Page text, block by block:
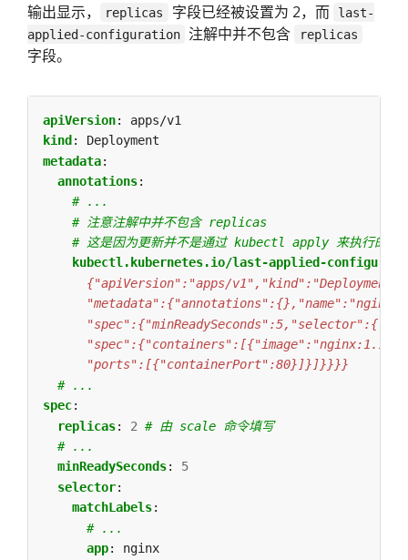
输出显示， replicas 字段已经被设置为 2，而
last-
applied-configuration 注解中并不包含 replicas
字段。
apiVersion:
apps/v1
kind :
Deployment
metadata:
annotations:
# ...
# 注意注解中并不包含 replicas
# 这是因为更新并不是通过 kubectl apply 来执行的
kubectl.kubernetes.io/last-applied-
      "ports":[{"containerPort":80}]}]}}}}
# ...
spec:
replicas: 2 # 由 scale 命令填写
# ...
minReadySeconds:
5
selector:
matchLabels:
# ...
app:
nginx